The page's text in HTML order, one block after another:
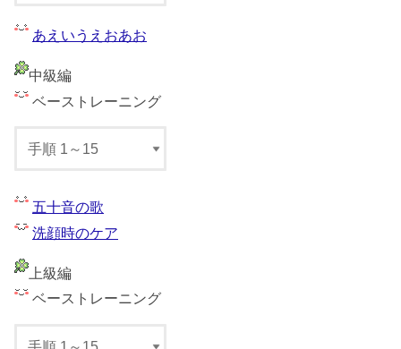
あえいうえおあお
中級編
ベーストレーニング
五十音の歌
洗顔時のケア
上級編
ベーストレーニング